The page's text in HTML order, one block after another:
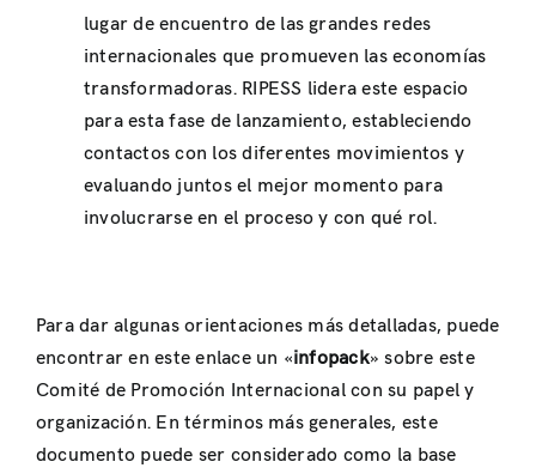
lugar de encuentro de las grandes redes
internacionales que promueven las economías
transformadoras. RIPESS lidera este espacio
para esta fase de lanzamiento, estableciendo
contactos con los diferentes movimientos y
evaluando juntos el mejor momento para
involucrarse en el proceso y con qué rol.
Para dar algunas orientaciones más detalladas, puede
encontrar en este enlace un «infopack» sobre este
Comité de Promoción Internacional con su papel y
organización. En términos más generales, este
documento puede ser considerado como la base